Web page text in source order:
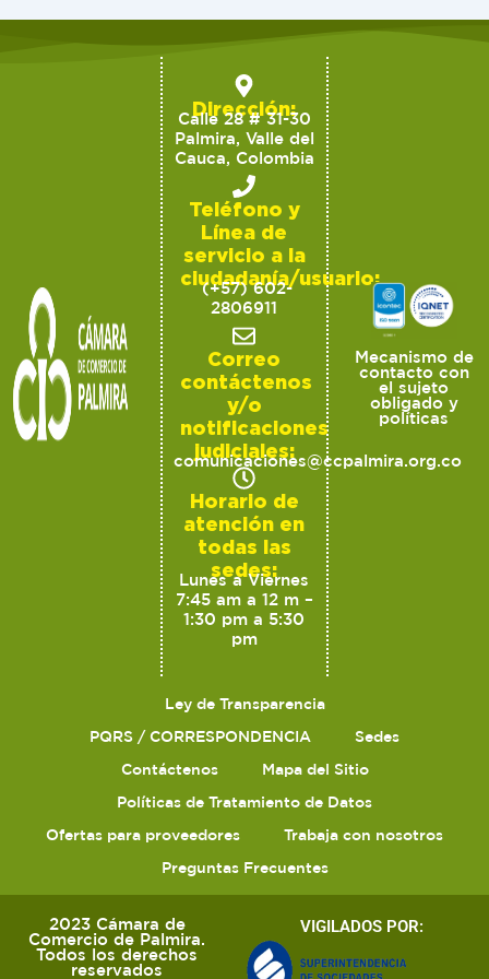
Dirección:
Calle 28 # 31-30
Palmira, Valle del
Cauca, Colombia
Teléfono y
Línea de
servicio a la
ciudadanía/usuario:
(+57) 602-
2806911
Correo
contáctenos
y/o
notificaciones
judiciales:
comunicaciones@ccpalmira.org.co
Horario de
atención en
todas las
sedes:
Lunes a Viernes
7:45 am a 12 m –
1:30 pm a 5:30
pm
Mecanismo de
contacto con
el sujeto
obligado y
políticas
Ley de Transparencia
PQRS / CORRESPONDENCIA
Sedes
Contáctenos
Mapa del Sitio
Políticas de Tratamiento de Datos
Ofertas para proveedores
Trabaja con nosotros
Preguntas Frecuentes
2023 Cámara de
Comercio de Palmira.
Todos los derechos
reservados
VIGILADOS POR: